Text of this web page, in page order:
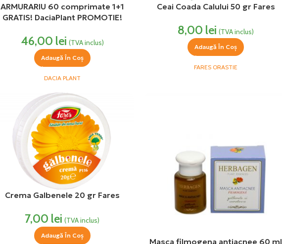
ARMURARIU 60 comprimate 1+1
GRATIS! DaciaPlant PROMOTIE!
46,00 lei (TVA inclus)
Adaugă În Coș
DACIA PLANT
Ceai Coada Calului 50 gr Fares
8,00 lei (TVA inclus)
Adaugă În Coș
FARES ORASTIE
Crema Galbenele 20 gr Fares
7,00 lei (TVA inclus)
Adaugă În Coș
Masca filmogena antiacnee 60 ml